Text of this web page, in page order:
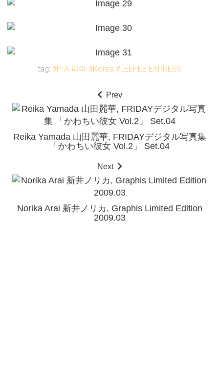
tag: #PIA 피아 #Korea #LEEHEE EXPRESS
Prev
Reika Yamada 山田麗華, FRIDAYデジタル写真集
「かわちい彼女 Vol.2」 Set.04
Next
Norika Arai 新井ノリカ, Graphis Limited Edition
2009.03